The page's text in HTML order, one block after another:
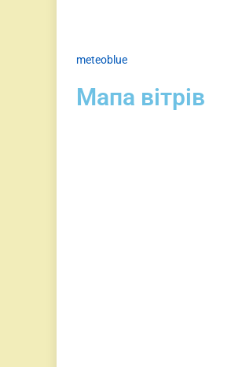
meteoblue
Мапа вітрів